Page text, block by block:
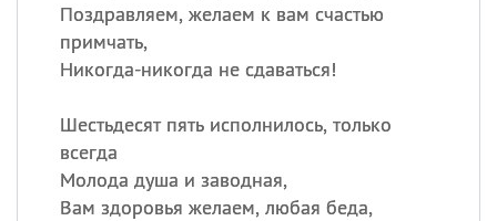
Поздравляем, желаем к вам счастью
примчать,
Никогда-никогда не сдаваться!
Шестьдесят пять исполнилось, только
всегда
Молода душа и заводная,
Вам здоровья желаем, любая беда,